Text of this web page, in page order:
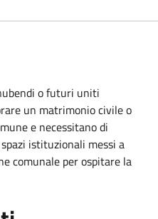
o futuri uniti
un matrimonio civile o
e necessitano di
istituzionali messi a
comunale per ospitare la